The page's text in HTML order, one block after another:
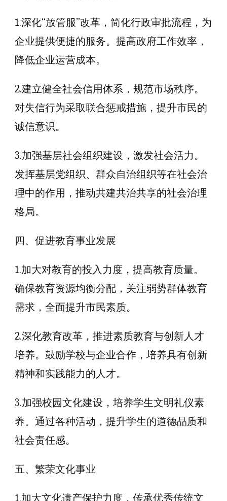
1.深化“放管服”改革，简化行政审批流程，为
企业提供便捷的服务。提高政府工作效率，
降低企业运营成本。
2.建立健全社会信用体系，规范市场秩序。
对失信行为采取联合惩戒措施，提升市民的
诚信意识。
3.加强基层社会组织建设，激发社会活力。
发挥基层党组织、群众自治组织等在社会治
理中的作用，推动共建共治共享的社会治理
格局。
四、促进教育事业发展
1.加大对教育的投入力度，提高教育质量。
确保教育资源均衡分配，关注弱势群体教育
需求，全面提升市民素质。
2.深化教育改革，推进素质教育与创新人才
培养。鼓励学校与企业合作，培养具有创新
精神和实践能力的人才。
3.加强校园文化建设，培养学生文明礼仪素
养。通过各种活动，提升学生的道德品质和
社会责任感。
五、繁荣文化事业
1.加大文化遗产保护力度，传承优秀传统文